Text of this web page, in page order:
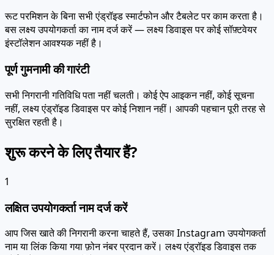
रूट परमिशन के बिना सभी एंड्रॉइड स्मार्टफोन और टैबलेट पर काम करता है।
बस लक्ष्य उपयोगकर्ता का नाम दर्ज करें — लक्ष्य डिवाइस पर कोई सॉफ़्टवेयर
इंस्टॉलेशन आवश्यक नहीं है।
पूर्ण गुमनामी की गारंटी
सभी निगरानी गतिविधि पता नहीं चलती। कोई ऐप आइकन नहीं, कोई सूचना
नहीं, लक्ष्य एंड्रॉइड डिवाइस पर कोई निशान नहीं। आपकी पहचान पूरी तरह से
सुरक्षित रहती है।
शुरू करने के लिए तैयार हैं?
1
लक्षित उपयोगकर्ता नाम दर्ज करें
आप जिस खाते की निगरानी करना चाहते हैं, उसका Instagram उपयोगकर्ता
नाम या लिंक किया गया फ़ोन नंबर प्रदान करें। लक्ष्य एंड्रॉइड डिवाइस तक